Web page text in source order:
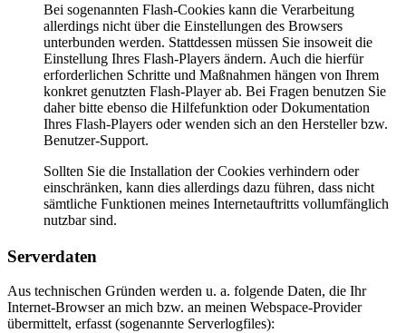
Bei sogenannten Flash-Cookies kann die Verarbeitung
allerdings nicht über die Einstellungen des Browsers
unterbunden werden. Stattdessen müssen Sie insoweit die
Einstellung Ihres Flash-Players ändern. Auch die hierfür
erforderlichen Schritte und Maßnahmen hängen von Ihrem
konkret genutzten Flash-Player ab. Bei Fragen benutzen Sie
daher bitte ebenso die Hilfefunktion oder Dokumentation
Ihres Flash-Players oder wenden sich an den Hersteller bzw.
Benutzer-Support.
Sollten Sie die Installation der Cookies verhindern oder
einschränken, kann dies allerdings dazu führen, dass nicht
sämtliche Funktionen meines Internetauftritts vollumfänglich
nutzbar sind.
Serverdaten
Aus technischen Gründen werden u. a. folgende Daten, die Ihr
Internet-Browser an mich bzw. an meinen Webspace-Provider
übermittelt, erfasst (sogenannte Serverlogfiles):